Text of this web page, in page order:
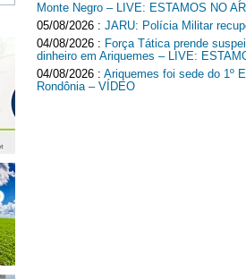
Monte Negro – LIVE: ESTAMOS NO
05/08/2026 : JARU: Polícia Militar
04/08/2026 : Força Tática prende
dinheiro em Ariquemes – LIVE:
04/08/2026 : Ariquemes foi sede do 1º
Rondônia – VÍDEO